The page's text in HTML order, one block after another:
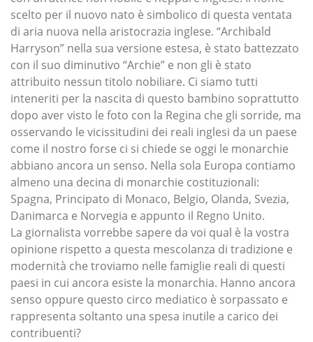
scelto per il nuovo nato è simbolico di questa ventata
di aria nuova nella aristocrazia inglese. “Archibald
Harryson” nella sua versione estesa, è stato battezzato
con il suo diminutivo “Archie” e non gli è stato
attribuito nessun titolo nobiliare. Ci siamo tutti
inteneriti per la nascita di questo bambino soprattutto
dopo aver visto le foto con la Regina che gli sorride, ma
osservando le vicissitudini dei reali inglesi da un paese
come il nostro forse ci si chiede se oggi le monarchie
abbiano ancora un senso. Nella sola Europa contiamo
almeno una decina di monarchie costituzionali:
Spagna, Principato di Monaco, Belgio, Olanda, Svezia,
Danimarca e Norvegia e appunto il Regno Unito.
La giornalista vorrebbe sapere da voi qual è la vostra
opinione rispetto a questa mescolanza di tradizione e
modernità che troviamo nelle famiglie reali di questi
paesi in cui ancora esiste la monarchia. Hanno ancora
senso oppure questo circo mediatico è sorpassato e
rappresenta soltanto una spesa inutile a carico dei
contribuenti?